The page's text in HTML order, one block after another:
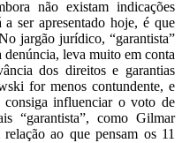
não existam indicações
ser apresentado hoje, é que
jargão jurídico, “garantista”
denúncia, leva muito em conta
dos direitos e garantias
for menos contundente, e
consiga influenciar o voto de
“garantista”, como Gilmar
ao que pensam os 11